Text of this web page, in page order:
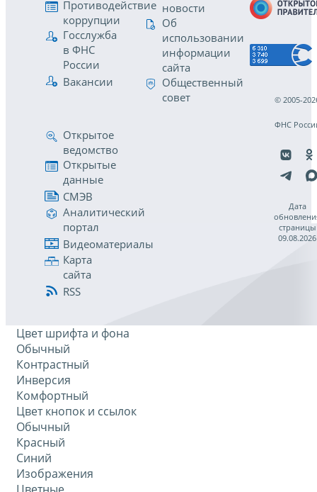
Противодействие
коррупции
Госслужба
в ФНС
России
Вакансии
новости
Об
использовании
информации
сайта
Общественный
совет
Открытое
ведомство
Открытые
данные
СМЭВ
Аналитический
портал
Видеоматериалы
Карта
сайта
RSS
© 2005-
ФНС
Дата
страницы
09.08.2026
Цвет шрифта и фона
Обычный
Контрастный
Инверсия
Комфортный
Цвет кнопок и ссылок
Обычный
Красный
Синий
Изображения